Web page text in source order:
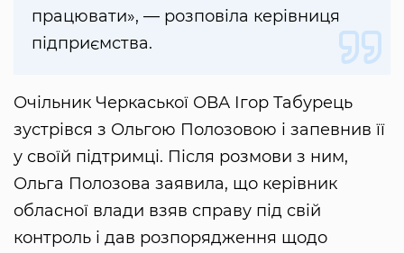
працювати», — розповіла керівниця
підприємства.
Очільник Черкаської ОВА Ігор Табурець
зустрівся з Ольгою Полозовою і запевнив її
у своїй підтримці. Після розмови з ним,
Ольга Полозова заявила, що керівник
обласної влади взяв справу під свій
контроль і дав розпорядження щодо